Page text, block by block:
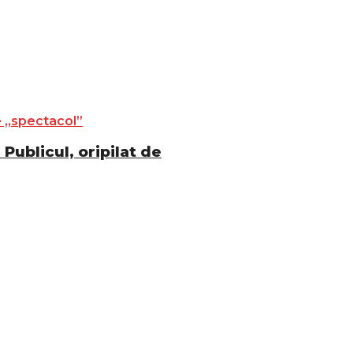
Publicul, oripilat de